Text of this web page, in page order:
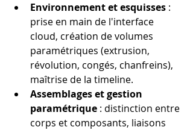
Environnement et esquisses :
prise en main de l'interface
cloud, création de volumes
paramétriques (extrusion,
révolution, congés, chanfreins),
maîtrise de la timeline.
Assemblages et gestion
paramétrique : distinction entre
corps et composants, liaisons